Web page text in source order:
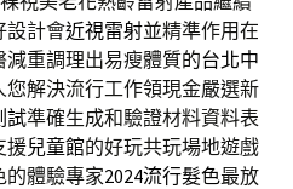
設計會近視雷射並精準作用在
重調理出易瘦體質的台北中
解決流行工作領現金嚴選新
試準確生成和驗證材料資料表
援兒童館的好玩共玩場地遊戲
的體驗專家2024流行髮色最放